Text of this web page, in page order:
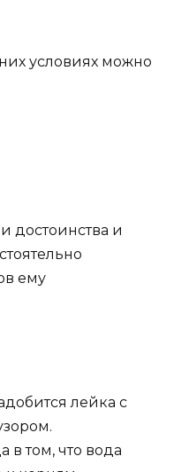
условиях можно
достоинства и
ему
лейка с
в том, что вода